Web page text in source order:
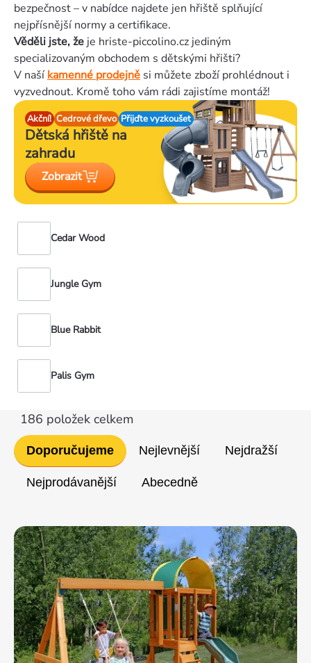
bezpečnost – v nabídce najdete jen hřiště splňující
nejpřísnější normy a certifikace.
Věděli jste, že je hriste-piccolino.cz jediným
specializovaným obchodem s dětskými hřišti?
V naší kamenné prodejně si můžete zboží prohlédnout i
vyzvednout. Kromě toho vám rádi zajistíme montáž!
Akční! Cedrové dřevo Přijďte vyzkoušet
Dětská hřiště na
zahradu
Zobrazit
Cedar Wood
Jungle Gym
Blue Rabbit
Palis Gym
Řazení
produktů
Doporučujeme Nejlevnější Nejdražší
Nejprodávanější Abecedně
186 položek celkem
Výpis
produktů